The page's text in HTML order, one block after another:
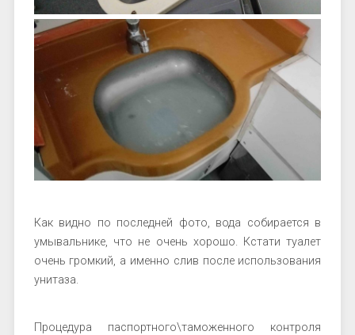
Как видно по последней фото, вода собирается в
умывальнике, что не очень хорошо. Кстати туалет
очень громкий, а именно слив после использования
унитаза.
Процедура паспортного\таможенного контроля